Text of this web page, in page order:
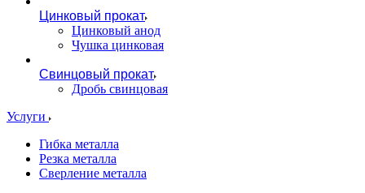
Цинковый прокат
Цинковый анод
Чушка цинковая
Свинцовый прокат
Дробь свинцовая
Услуги
Гибка металла
Резка металла
Сверление металла